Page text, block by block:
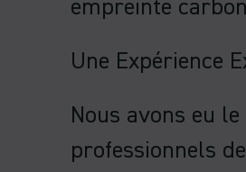
empreinte
Une Expérience
Nous avons eu
professionnels